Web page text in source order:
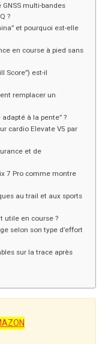
multi-bandes
?
et pourquoi est-elle
en course à pied sans
Score”) est-il
remplacer un
à la pente” ?
cardio Elevate V5 par
et de
7 Pro comme montre
au trail et aux sports
utile en course ?
selon son type d’effort
sur la trace après